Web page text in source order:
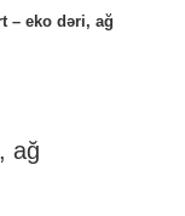
– eko dəri, ağ
ağ